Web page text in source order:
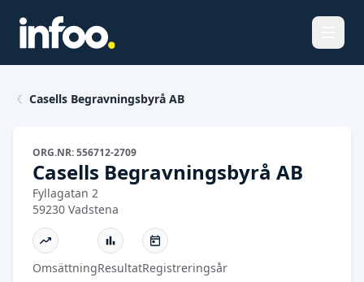
Casells Begravningsbyrå AB
ORG.NR: 556712-2709
Casells Begravningsbyrå AB
Fyllagatan 2
59230 Vadstena
OmsättningResultatRegistreringsår